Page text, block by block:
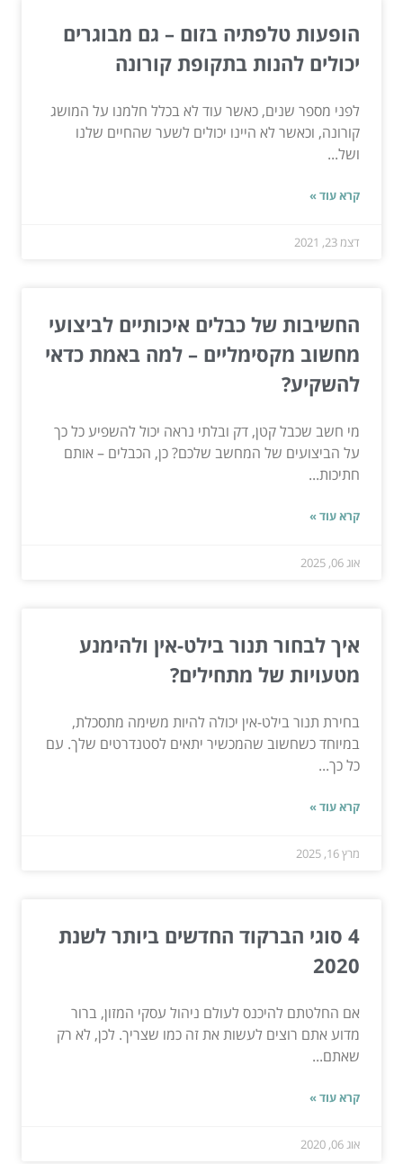
הופעות טלפתיה בזום – גם מבוגרים
יכולים להנות בתקופת קורונה
לפני מספר שנים, כאשר עוד לא בכלל חלמנו על המושג
קורונה, וכאשר לא היינו יכולים לשער שהחיים שלנו
ושל...
קרא עוד »
דצמ 23, 2021
החשיבות של כבלים איכותיים לביצועי
מחשוב מקסימליים – למה באמת כדאי
להשקיע?
מי חשב שכבל קטן, דק ובלתי נראה יכול להשפיע כל כך
על הביצועים של המחשב שלכם? כן, הכבלים – אותם
חתיכות...
קרא עוד »
אוג 06, 2025
איך לבחור תנור בילט-אין ולהימנע
מטעויות של מתחילים?
בחירת תנור בילט-אין יכולה להיות משימה מתסכלת,
במיוחד כשחשוב שהמכשיר יתאים לסטנדרטים שלך. עם
כל כך...
קרא עוד »
מרץ 16, 2025
4 סוגי הברקוד החדשים ביותר לשנת
2020
אם החלטתם להיכנס לעולם ניהול עסקי המזון, ברור
מדוע אתם רוצים לעשות את זה כמו שצריך. לכן, לא רק
שאתם...
קרא עוד »
אוג 06, 2020